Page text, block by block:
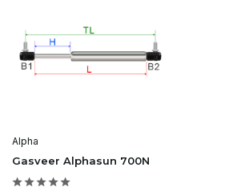
Alpha
Gasveer Alphasun 700N